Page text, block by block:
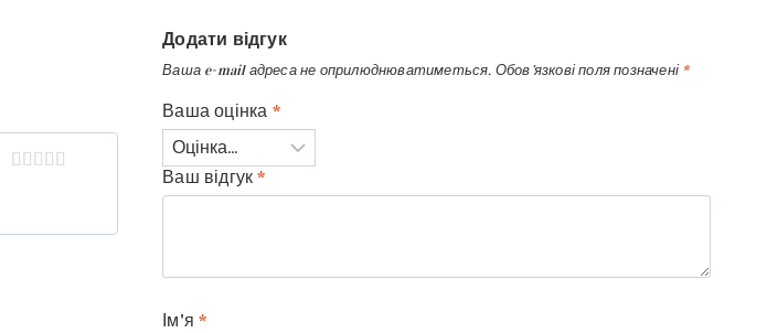
Додати відгук
Ваша e-mail адреса не оприлюднюватиметься. Обов’язкові поля позначені *
Ваша оцінка *
Ваш відгук*
Ім'я*